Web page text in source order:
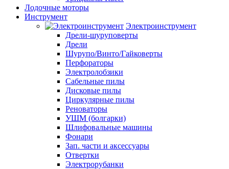
Лодочные моторы
Инструмент
Электроинструмент
Дрели-шуруповерты
Дрели
Шурупо/Винто/Гайковерты
Перфораторы
Электролобзики
Сабельные пилы
Дисковые пилы
Циркулярные пилы
Реноваторы
УШМ (болгарки)
Шлифовальные машины
Фонари
Зап. части и аксессуары
Отвертки
Электрорубанки